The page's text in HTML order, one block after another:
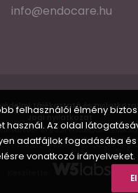
info@endocare.hu
© 2021 EndoCare
Központ
tájékoztató és
felhasználói élmény
használ. Az oldal
adatfájlok fogadásába
vonatkozó irányelveket.